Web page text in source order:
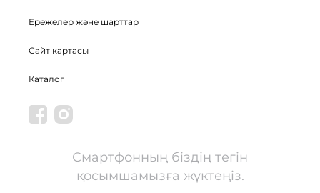
Ережелер және шарттар
Сайт картасы
Каталог
Смартфонның біздің тегін
қосымшамызға жүктеңіз.